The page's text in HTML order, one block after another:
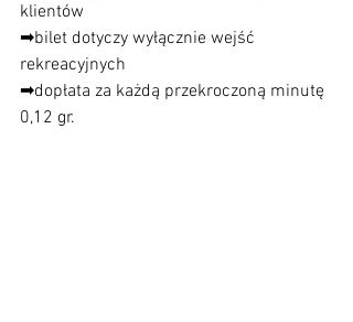
klientów
➡bilet dotyczy wyłącznie wejść
rekreacyjnych
➡dopłata za każdą przekroczoną minutę
0,12 gr.